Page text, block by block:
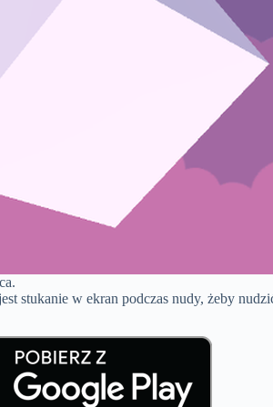
stukanie w ekran podczas nudy, żeby